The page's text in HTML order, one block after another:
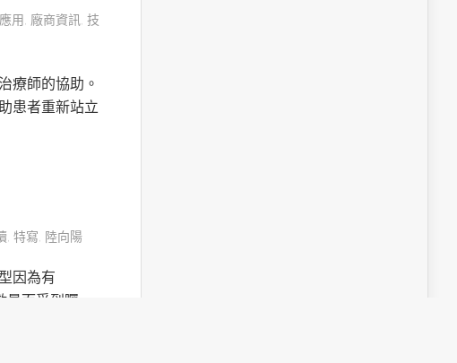
用 廠商資訊 技
療師的協助。
患者重新站立
特寫 陸向陽
因為有
量而受到矚